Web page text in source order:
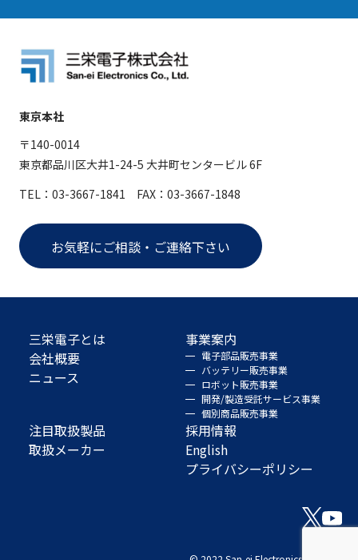
東京本社
〒140-0014
東京都品川区大井1-24-5 大井町センタービル 6F
TEL：03-3667-1841 FAX：03-3667-1848
お気軽にご相談・ご連絡下さい
三栄電子とは
会社概要
ニュース
事業案内
電子部品販売事業
バッテリー販売事業
ロボット販売事業
開発/製造受託サービス事業
個別商品販売事業
注目取扱製品
取扱メーカー
採用情報
English
プライバシーポリシー